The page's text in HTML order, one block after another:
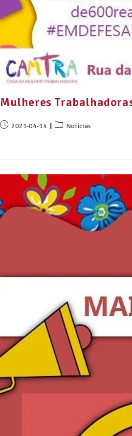
Mulheres
2021-04-14 Notícias